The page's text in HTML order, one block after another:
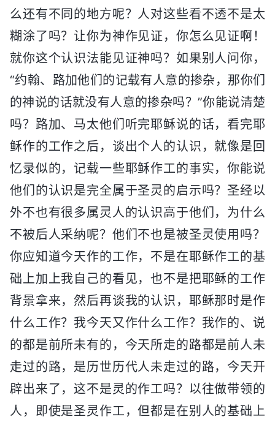
么还有不同的地方呢？人对这些看不透不是太
糊涂了吗？让你为神作见证，你怎么见证啊！
就你这个认识法能见证神吗？如果别人问你，
“约翰、路加他们的记载有人意的掺杂，那你们
的神说的话就没有人意的掺杂吗？”你能说清楚
吗？路加、马太他们听完耶稣说的话，看完耶
稣作的工作之后，谈出个人的认识，就像是回
忆录似的，记载一些耶稣作工的事实，你能说
他们的认识是完全属于圣灵的启示吗？圣经以
外不也有很多属灵人的认识高于他们，为什么
不被后人采纳呢？他们不也是被圣灵使用吗？
你应知道今天作的工作，不是在耶稣作工的基
础上加上我自己的看见，也不是把耶稣的工作
背景拿来，然后再谈我的认识，耶稣那时是作
什么工作？我今天又作什么工作？我作的、说
的都是前所未有的，今天所走的路都是前人未
走过的路，是历世历代人未走过的路，今天开
辟出来了，这不是灵的作工吗？以往做带领的
人，即使是圣灵作工，但都是在别人的基础上